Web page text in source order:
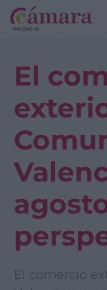
El
El comercio